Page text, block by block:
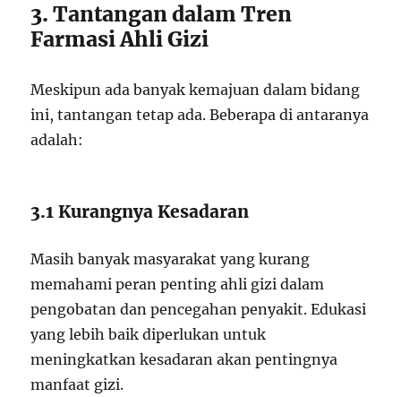
3. Tantangan dalam Tren
Farmasi Ahli Gizi
Meskipun ada banyak kemajuan dalam bidang
ini, tantangan tetap ada. Beberapa di antaranya
adalah:
3.1 Kurangnya Kesadaran
Masih banyak masyarakat yang kurang
memahami peran penting ahli gizi dalam
pengobatan dan pencegahan penyakit. Edukasi
yang lebih baik diperlukan untuk
meningkatkan kesadaran akan pentingnya
manfaat gizi.